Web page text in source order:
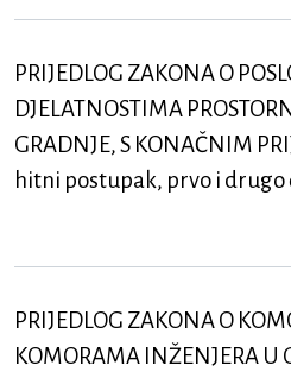
PRIJEDLOG ZAKONA O
DJELATNOSTIMA
GRADNJE, S KONAČNIM
hitni postupak, prvo i drugo
PRIJEDLOG ZAKONA O
KOMORAMA INŽENJERA U